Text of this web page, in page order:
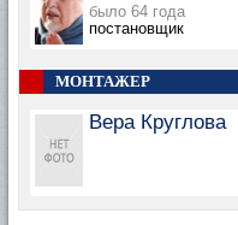
было 64 года
постановщик
МОНТАЖЕР
Вера Круглова